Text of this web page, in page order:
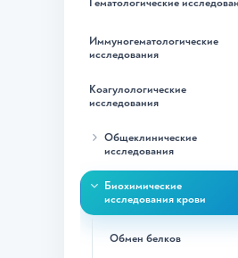
Иммуногематологические
исследования
Коагулологические
исследования
Общеклинические
исследования
Биохимические
исследования крови
Обмен белков